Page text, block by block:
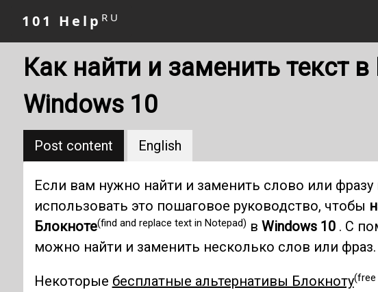
101 Help RU
Как найти и заменить текст
Windows 10
Post content English
Если вам нужно найти и заменить слово или
использовать это пошаговое руководство, чтобы
Блокноте(find and replace text in Notepad) в Windows 10. С
можно найти и заменить несколько слов или фраз.
Некоторые бесплатные альтернативы Блокноту(free